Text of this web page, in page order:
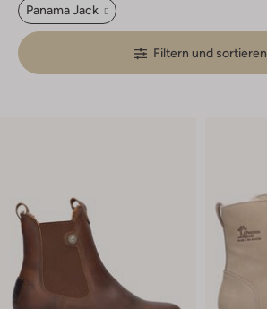
Panama Jack
Filtern und sortieren